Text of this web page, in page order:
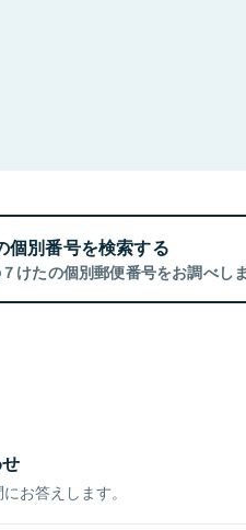
個別番号を検索する
けたの個別郵便番号をお調べしま
お答えします。